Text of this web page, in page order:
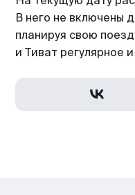
В него не включены
планируя свою
и Тиват регулярное